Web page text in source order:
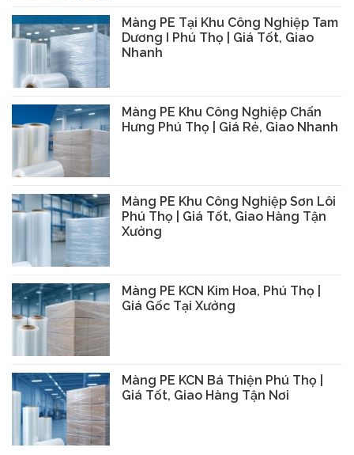
Màng PE Tại Khu Công Nghiệp Tam
Dương I Phú Thọ | Giá Tốt, Giao
Nhanh
Màng PE Khu Công Nghiệp Chấn
Hưng Phú Thọ | Giá Rẻ, Giao Nhanh
Màng PE Khu Công Nghiệp Sơn Lôi
Phú Thọ | Giá Tốt, Giao Hàng Tận
Xưởng
Màng PE KCN Kim Hoa, Phú Thọ |
Giá Gốc Tại Xưởng
Màng PE KCN Bá Thiện Phú Thọ |
Giá Tốt, Giao Hàng Tận Nơi